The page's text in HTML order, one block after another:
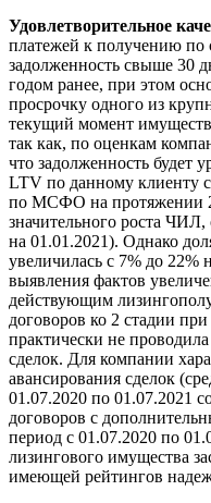
Удовлетворительное
платежей к получению
задолженность свыше 30
годом ранее, при этом
просрочку одного из
текущий момент
так как, по оценкам
что задолженность будет
LTV по данному клиенту
по МСФО на протяжении
значительного роста
на 01.01.2021). Однако
увеличилась с 7% до
выявления фактов
действующим
договоров ко 2 стадии
практически не
сделок. Для компании
авансирования сделок
01.07.2020 по 01.07.2021
договоров с
период с 01.07.2020 по
лизингового имущества
имеющей рейтингов